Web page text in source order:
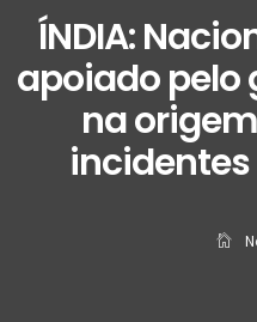
ÍNDIA:
apoiado pelo
na